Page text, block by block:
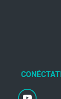
youtube